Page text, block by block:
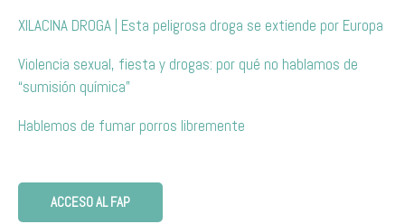
XILACINA DROGA | Esta peligrosa droga se extiende por Europa
Violencia sexual, fiesta y drogas: por qué no hablamos de
“sumisión química”
Hablemos de fumar porros libremente
ACCESO AL FAP